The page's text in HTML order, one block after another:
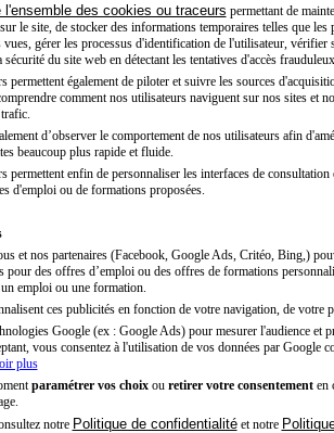
l'ensemble des cookies ou traceurs permettant de
le site, de stocker des informations temporaires telles que les
vues, gérer les processus d'identification de l'utilisateur, vérifier
du site web en détectant les tentatives d'accès
permettent également de piloter et suivre les sources
comment nos utilisateurs naviguent sur nos sites et
d’observer le comportement de nos utilisateurs afin
beaucoup plus rapide et fluide.
permettent enfin de personnaliser les interfaces de
d'emploi ou de formations proposées.
et nos partenaires (Facebook, Google Ads, Critéo, Bing,)
pour des offres d’emploi ou des offres de formations
emploi ou une formation.
ces publicités en fonction de votre navigation, de votre
Google (ex : Google Ads) pour mesurer l'audience et
vous consentez à l'utilisation de vos données par Google
plus
paramétrer vos choixou retirer votre consentementen
notre Politique de confidentialitéet notre